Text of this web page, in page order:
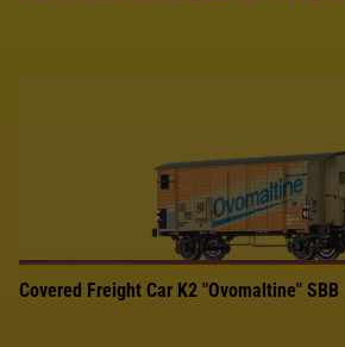
Covered Freight Car K2 "Ovomaltine" SBB